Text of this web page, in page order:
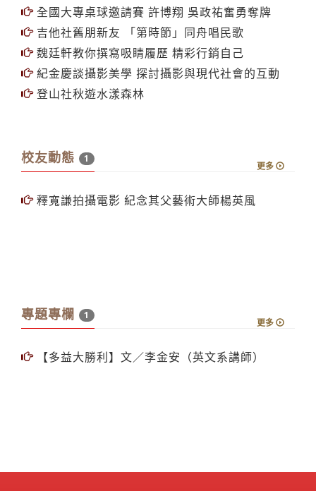
全國大專桌球邀請賽 許博翔 吳政祐奮勇奪牌
吉他社舊朋新友 「第時節」同舟唱民歌
魏廷軒教你撰寫吸睛履歷 精彩行銷自己
紀金慶談攝影美學 探討攝影與現代社會的互動
登山社秋遊水漾森林
校友動態 1
更多
釋寬謙拍攝電影 紀念其父藝術大師楊英風
專題專欄 1
更多
【多益大勝利】文／李金安（英文系講師）